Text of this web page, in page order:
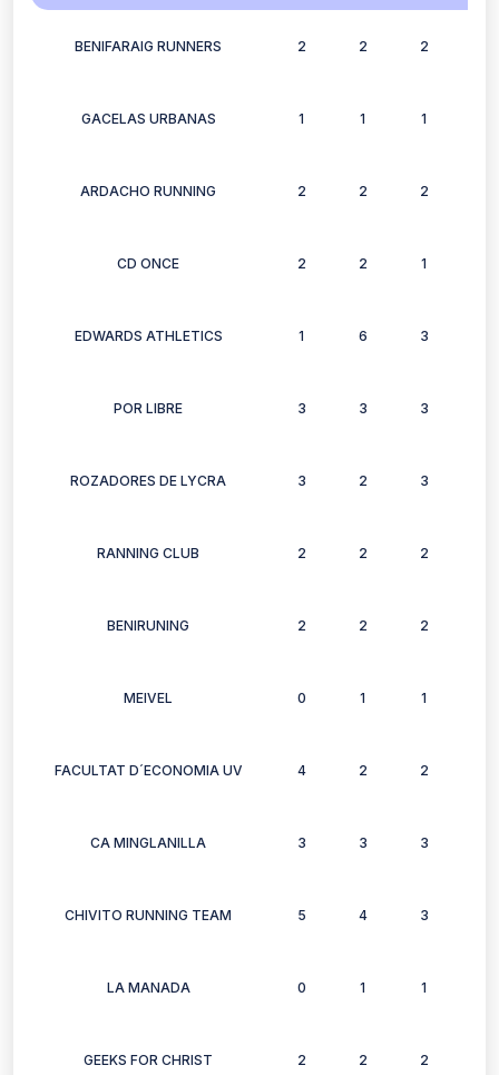
BENIFARAIG RUNNERS 2 2 2
GACELAS URBANAS 1 1 1
ARDACHO RUNNING 2 2 2
CD ONCE 2 2 1
EDWARDS ATHLETICS 1 6 3
POR LIBRE 3 3 3
ROZADORES DE LYCRA 3 2 3
RANNING CLUB 2 2 2
BENIRUNING 2 2 2
MEIVEL 0 1 1
FACULTAT D´ECONOMIA UV 4 2 2
CA MINGLANILLA 3 3 3
CHIVITO RUNNING TEAM 5 4 3
LA MANADA 0 1 1
GEEKS FOR CHRIST 2 2 2